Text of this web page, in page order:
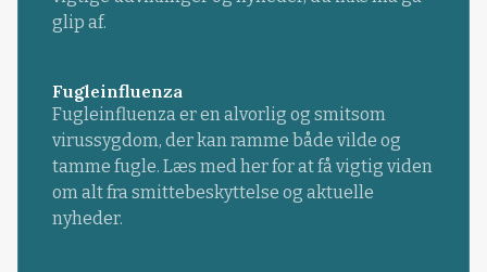
glip af.
Fugleinfluenza
Fugleinfluenza er en alvorlig og smitsom
virussygdom, der kan ramme både vilde og
tamme fugle. Læs med her for at få vigtig viden
om alt fra smittebeskyttelse og aktuelle
nyheder.